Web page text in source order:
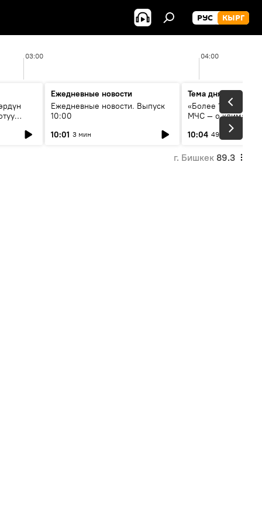
РУС КЫРГ
03:00 04:00
Ежедневные новости
Ежедневные новости. Выпуск
10:00
10:01 3 мин
Тема дня
«Более 1200 сёл в
МЧС — о климате,
системе
населения
10:04 49 мин
г. Бишкек 89.3